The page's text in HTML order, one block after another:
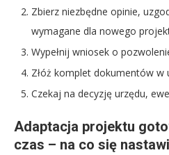
Zbierz niezbędne opinie,
wymagane dla nowego
Wypełnij wniosek o
Złóż komplet dokumentów w
Czekaj na decyzję urzędu,
Adaptacja projektu
czas – na co się